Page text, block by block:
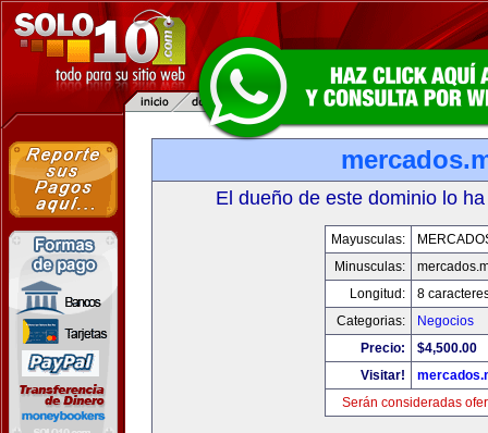
El dueño de este dominio lo
Mayusculas:
Minusculas:
Longitud:
8
Categorias:
Negocios
Precio:
$4,500.00
Visitar!
Serán consideradas